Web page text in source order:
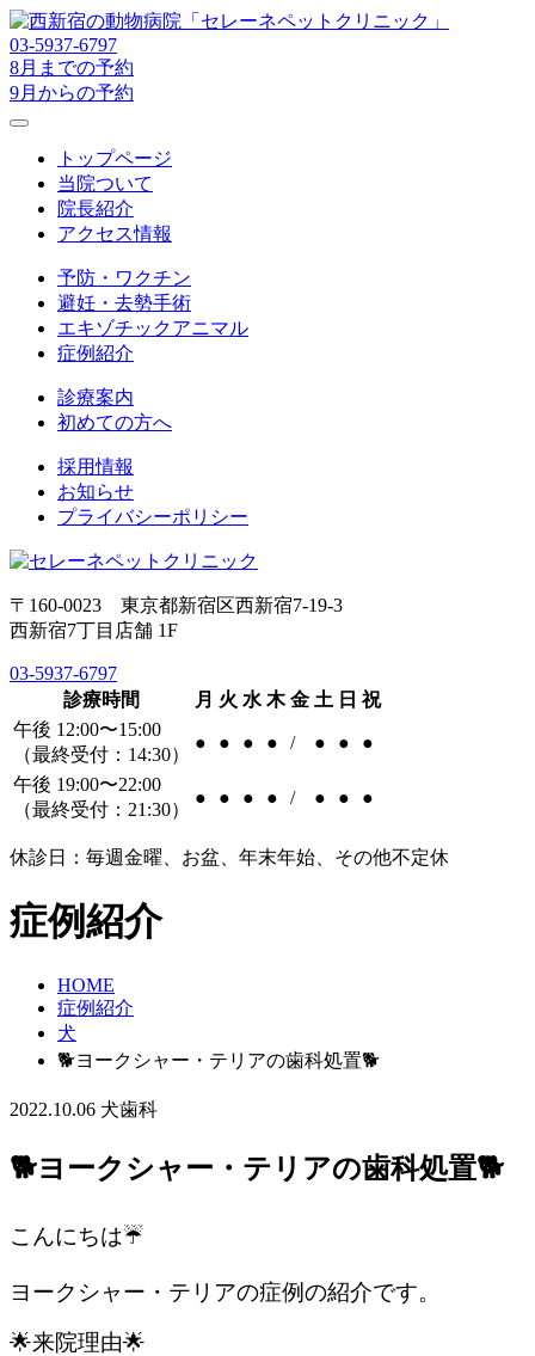
03-5937-6797
8月までの予約
9月からの予約
トップページ
当院ついて
院長紹介
アクセス情報
予防・ワクチン
避妊・去勢手術
エキゾチックアニマル
症例紹介
診療案内
初めての方へ
採用情報
お知らせ
プライバシーポリシー
〒160-0023 東京都新宿区西新宿7-19-3
西新宿7丁目店舗 1F
03-5937-6797
診療時間
月 火 水 木 金 土 日 祝
午後 12:00〜15:00
（最終受付：14:30）
● ● ● ● / ● ● ●
午後 19:00〜22:00
（最終受付：21:30）
● ● ● ● / ● ● ●
休診日：毎週金曜、お盆、年末年始、その他不定休
症例紹介
HOME
症例紹介
犬
🐕ヨークシャー・テリアの歯科処置🐕
2022.10.06 犬歯科
🐕ヨークシャー・テリアの歯科処置🐕
こんにちは☔
ヨークシャー・テリアの症例の紹介です。
🌟来院理由🌟